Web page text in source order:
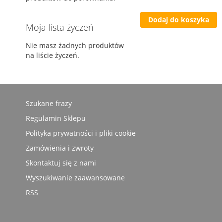
Dodaj do koszyka
Moja lista życzeń
Nie masz żadnych produktów
na liście życzeń.
Szukane frazy
Regulamin Sklepu
Polityka prywatności i pliki cookie
Zamówienia i zwroty
Skontaktuj się z nami
Wyszukiwanie zaawansowane
RSS